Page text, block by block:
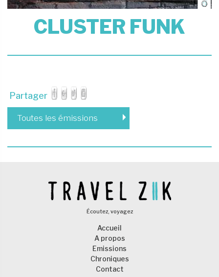
CLUSTER FUNK
Partager
Toutes les émissions
Écoutez, voyagez
Accueil
A propos
Emissions
Chroniques
Contact